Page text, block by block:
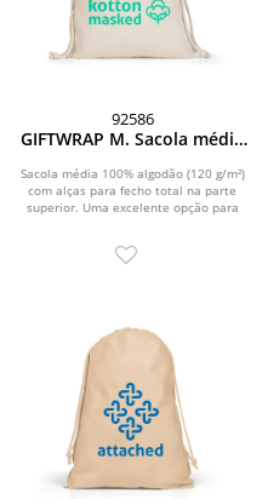
92586
GIFTWRAP M. Sacola média
Sacola média 100% algodão (120 g/m²)
com alças para fecho total na parte
superior. Uma excelente opção para